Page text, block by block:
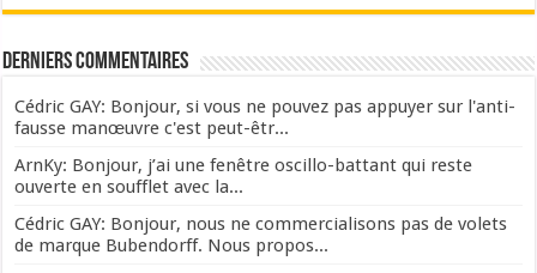
Derniers commentaires
Cédric GAY: Bonjour, si vous ne pouvez pas appuyer sur l'anti-
fausse manœuvre c'est peut-êtr...
ArnKy: Bonjour, j’ai une fenêtre oscillo-battant qui reste
ouverte en soufflet avec la...
Cédric GAY: Bonjour, nous ne commercialisons pas de volets
de marque Bubendorff. Nous propos...